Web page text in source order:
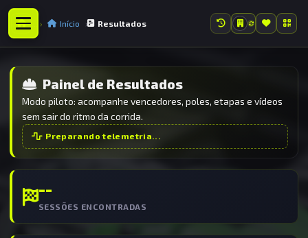
Início Resultados
Painel de Resultados
Modo piloto: acompanhe vencedores, poles, etapas e vídeos
sem sair do ritmo da corrida.
Preparando telemetria...
--
SESSÕES ENCONTRADAS